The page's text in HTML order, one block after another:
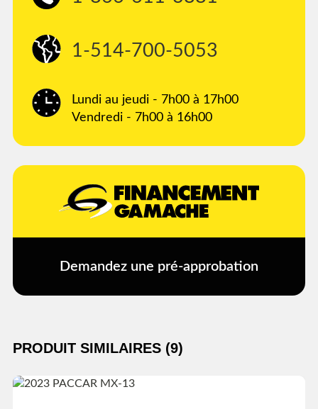
1-514-700-5053
Lundi au jeudi - 7h00 à 17h00
Vendredi - 7h00 à 16h00
Demandez une pré-approbation
PRODUIT SIMILAIRES (9)